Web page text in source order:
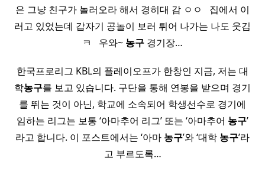
은 그냥 친구가 놀러오라 해서 경히대 감 ㅇㅇ ​ ​ 집에서 이
러고 있었는데 갑자기 공놀이 보러 튀어 나가는 나도 웃김
ㅋ ​ ​ 우와~ 농구 경기장…
한국프로리그 KBL의 플레이오프가 한창인 지금, 저는 대
학농구를 보고 있습니다. 구단을 통해 연봉을 받으며 경기
를 뛰는 것이 아닌, 학교에 소속되어 학생선수로 경기에
임하는 리그는 보통 ‘아마추어 리그’ 또는 ‘아마추어 농구’
라고 합니다. 이 포스트에서는 ‘아마 농구’와 ‘대학 농구’라
고 부르도록…